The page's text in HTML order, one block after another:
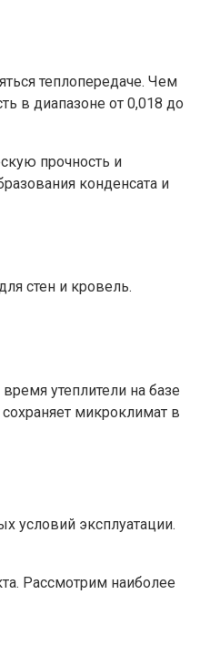
теплопередаче. Чем
в диапазоне от 0,018 до
прочность и
конденсата и
стен и кровель.
утеплители на базе
микроклимат в
условий эксплуатации.
Рассмотрим наиболее